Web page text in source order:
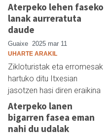
Aterpeko lehen faseko
lanak aurreratuta
daude
Guaixe 2025 mar 11
UHARTE ARAKIL
Zikloturistak eta erromesak
hartuko ditu Itxesian
jasotzen hasi diren eraikina
Aterpeko lanen
bigarren fasea eman
nahi du udalak